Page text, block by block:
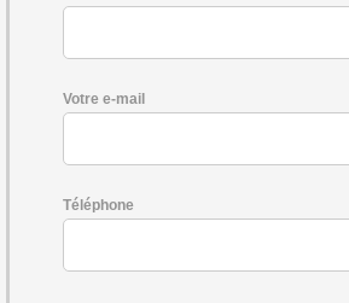
Votre e-mail
Téléphone